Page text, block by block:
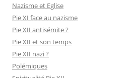
Nazisme et Eglise
Pie XI face au nazisme
Pie XII antisémite ?
Pie XII et son temps
Pie XII nazi ?
Polémiques